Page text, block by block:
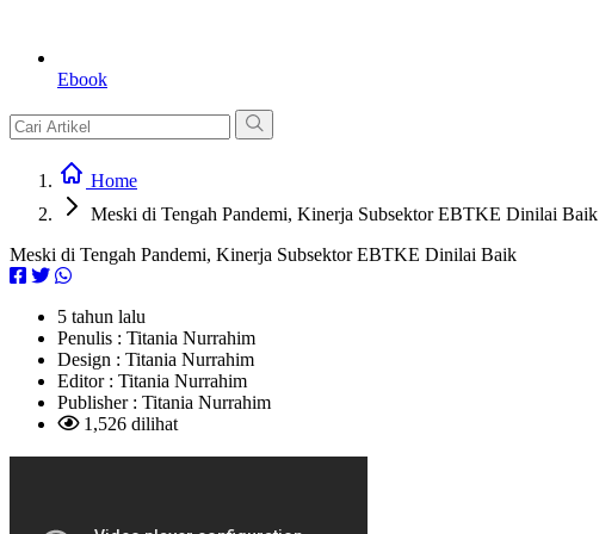
Ebook
Home
Meski di Tengah Pandemi, Kinerja Subsektor EBTKE Dinilai Baik
Meski di Tengah Pandemi, Kinerja Subsektor EBTKE Dinilai Baik
5 tahun lalu
Penulis : Titania Nurrahim
Design : Titania Nurrahim
Editor : Titania Nurrahim
Publisher : Titania Nurrahim
1,526 dilihat